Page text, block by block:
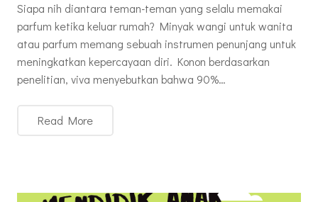
Siapa nih diantara teman-teman yang selalu memakai
parfum ketika keluar rumah? Minyak wangi untuk wanita
atau parfum memang sebuah instrumen penunjang untuk
meningkatkan kepercayaan diri. Konon berdasarkan
penelitian, viva menyebutkan bahwa 90%…
Read More